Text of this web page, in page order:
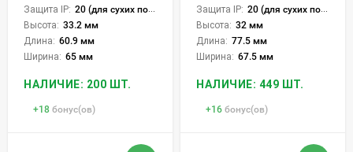
Защита IP: 20 (для сухих пом.)
Высота: 33.2 мм
Длина: 60.9 мм
Ширина: 65 мм
НАЛИЧИЕ: 200 ШТ.
+18 бонус(ов)
Защита IP: 20 (для сухих пом.)
Высота: 32 мм
Длина: 77.5 мм
Ширина: 67.5 мм
НАЛИЧИЕ: 449 ШТ.
+16 бонус(ов)